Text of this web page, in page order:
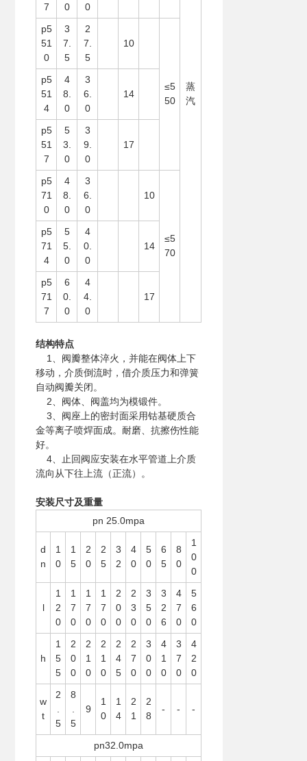
蒸
汽
7 0
0
p5
51
0
3
7.
5
2
7.
5
10
≤5
50
p5
51
4
4
8.
0
3
6.
0
14
p5
51
7
5
3.
0
3
9.
0
17
p5
71
0
4
8.
0
3
6.
0
10
≤5
70
p5
71
4
5
5.
0
4
0.
0
14
p5
71
7
6
0.
0
4
4.
0
17
结构特点
1、阀瓣整体淬火，并能在阀体上下
移动，介质倒流时，借介质压力和弹簧
自动阀瓣关闭。
2、阀体、阀盖均为模锻件。
3、阀座上的密封面采用钴基硬质合
金等离子喷焊面成。耐磨、抗擦伤性能
好。
4、止回阀应安装在水平管道上介质
流向从下往上流（正流）。
安装尺寸及重量
pn 25.0mpa
d
n
1
0
1
5
2
0
2
5
3
2
4
0
5
0
6
5
8
0
1
0
0
l
1
2
0
1
7
0
1
7
0
1
7
0
2
0
0
2
3
0
3
5
0
3
2
6
4
7
0
5
6
0
h
1
5
5
2
0
0
2
1
0
2
1
0
2
4
5
2
7
0
3
0
0
4
1
0
3
7
0
4
2
0
w
t
2
5
8
5
9
1
0
1
4
2
1
2
8
- - -
pn32.0mpa